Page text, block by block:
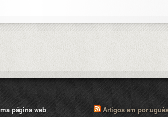
página web Artigos em português